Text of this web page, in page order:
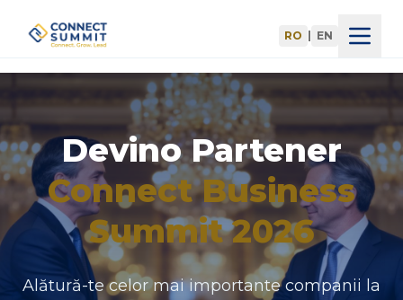
RO EN
Acasă
Agenda
Speakeri
Înscrieri
Blog
Devino Partener
Connect Business
Summit 2026
Alătură-te celor mai importante companii la